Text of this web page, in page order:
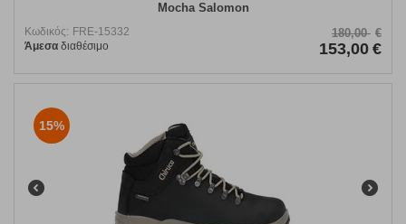
Mocha Salomon
Κωδικός: FRE-15332
Άμεσα διαθέσιμο
180,00 €
153,00 €
15%